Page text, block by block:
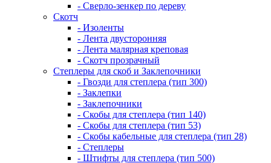
- Сверло-зенкер по дереву
Скотч
- Изоленты
- Лента двусторонняя
- Лента малярная креповая
- Скотч прозрачный
Степлеры для скоб и Заклепочники
- Гвозди для степлера (тип 300)
- Заклепки
- Заклепочники
- Скобы для степлера (тип 140)
- Скобы для степлера (тип 53)
- Скобы кабельные для степлера (тип 28)
- Степлеры
- Штифты для степлера (тип 500)